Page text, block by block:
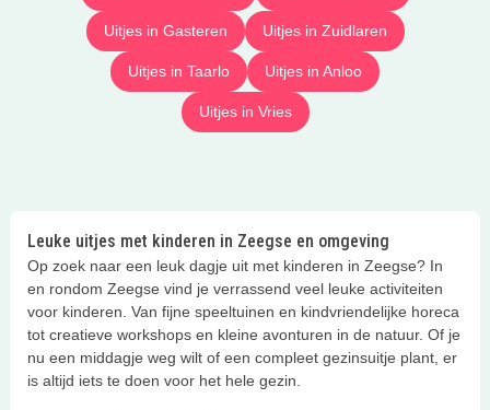
Uitjes in Gasteren Uitjes in Zuidlaren
Uitjes in Taarlo Uitjes in Anloo
Uitjes in Vries
Leuke uitjes met kinderen in Zeegse en omgeving
Op zoek naar een leuk dagje uit met kinderen in Zeegse? In
en rondom Zeegse vind je verrassend veel leuke activiteiten
voor kinderen. Van fijne speeltuinen en kindvriendelijke horeca
tot creatieve workshops en kleine avonturen in de natuur. Of je
nu een middagje weg wilt of een compleet gezinsuitje plant, er
is altijd iets te doen voor het hele gezin.